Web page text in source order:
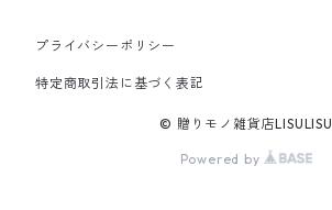
プライバシーポリシー
特定商取引法に基づく表記
© 贈りモノ雑貨店LISULISU
Powered by